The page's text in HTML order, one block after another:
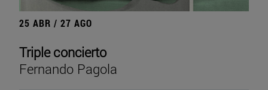
25 ABR / 27 AGO
Triple concierto
Fernando Pagola